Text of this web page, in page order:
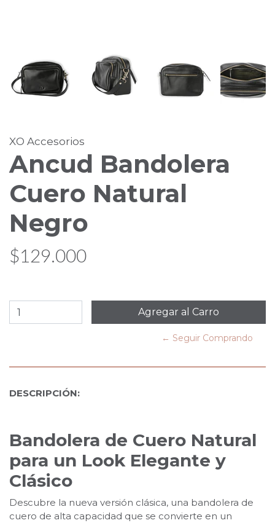
XO Accesorios
Ancud Bandolera
Cuero Natural
Negro
$129.000
← Seguir Comprando
DESCRIPCIÓN:
Bandolera de Cuero Natural
para un Look Elegante y
Clásico
Descubre la nueva versión clásica, una bandolera de
cuero de alta capacidad que se convierte en un